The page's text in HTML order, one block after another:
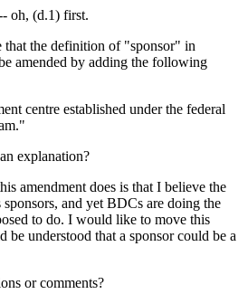
oh, (d.1) first.
that the definition of "sponsor" in
amended by adding the following
centre established under the federal
explanation?
amendment does is that I believe the
and yet BDCs are doing the
to do. I would like to move this
be understood that a sponsor could be a
or comments?